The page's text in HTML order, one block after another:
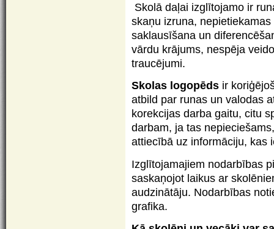
Skolā daļai izglītojamo ir
skaņu izruna,
saklausīšana un
vārdu krājums, nespēja
traucējumi.
Skolas logopēds ir
atbild par runas un valodas
korekcijas darba gaitu, citu
darbam, ja tas
attiecībā uz informāciju, kas
Izglītojamajiem nodarbības
saskaņojot laikus ar
audzinātāju. Nodarbības
grafika.